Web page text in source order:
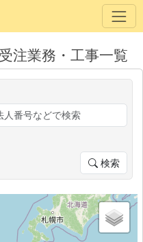
注業務・工事一覧
検索